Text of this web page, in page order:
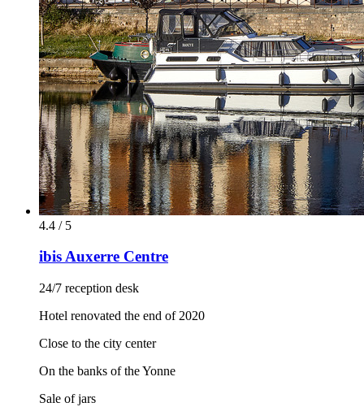
4.4 / 5
ibis Auxerre Centre
24/7 reception desk
Hotel renovated the end of 2020
Close to the city center
On the banks of the Yonne
Sale of jars